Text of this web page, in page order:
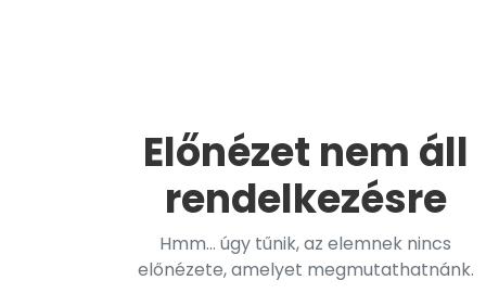
Előnézet nem áll
rendelkezésre
Hmm... úgy tűnik, az elemnek nincs
előnézete, amelyet megmutathatnánk.